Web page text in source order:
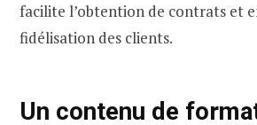
facilite l’obtention de contrats et
fidélisation des clients.
Un contenu de